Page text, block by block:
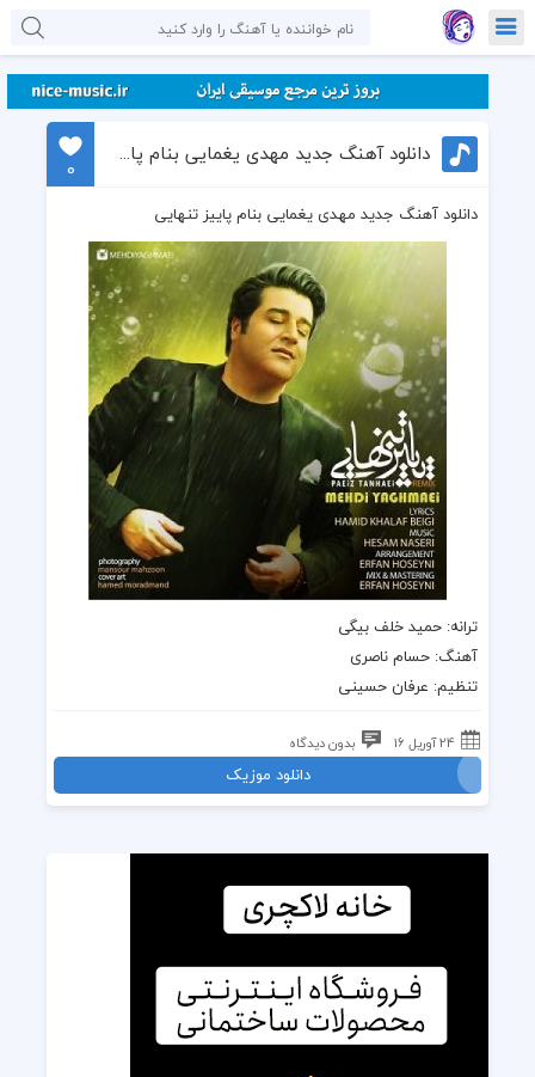
دانلود آهنگ جدید مهدی یغمایی بنام پاییز تنهایی
0
دانلود آهنگ جدید مهدی یغمایی بنام پاییز تنهایی
ترانه: حمید خلف بیگی
آهنگ: حسام ناصری
تنظیم: عرفان حسینی
24 آوریل 16 بدون دیدگاه
دانلود موزیک